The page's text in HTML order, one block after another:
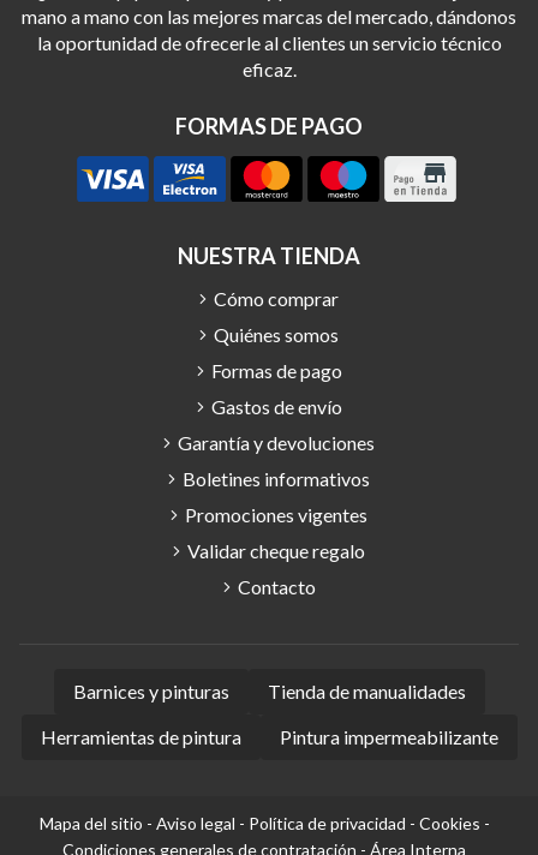
mano a mano con las mejores marcas del mercado, dándonos
la oportunidad de ofrecerle al clientes un servicio técnico
eficaz.
FORMAS DE PAGO
NUESTRA TIENDA
Cómo comprar
Quiénes somos
Formas de pago
Gastos de envío
Garantía y devoluciones
Boletines informativos
Promociones vigentes
Validar cheque regalo
Contacto
Barnices y pinturas
Tienda de manualidades
Herramientas de pintura
Pintura impermeabilizante
Mapa del sitio - Aviso legal - Política de privacidad - Cookies -
Condiciones generales de contratación - Área Interna